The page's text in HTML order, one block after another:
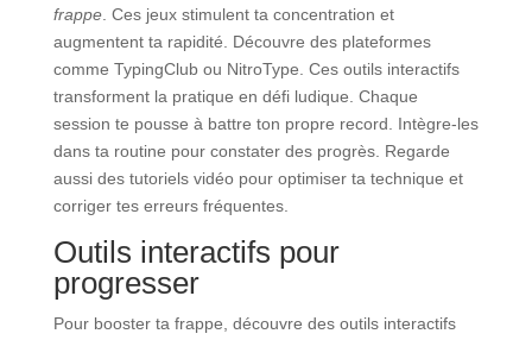
frappe. Ces jeux stimulent ta concentration et
augmentent ta rapidité. Découvre des plateformes
comme TypingClub ou NitroType. Ces outils interactifs
transforment la pratique en défi ludique. Chaque
session te pousse à battre ton propre record. Intègre-les
dans ta routine pour constater des progrès. Regarde
aussi des tutoriels vidéo pour optimiser ta technique et
corriger tes erreurs fréquentes.
Outils interactifs pour
progresser
Pour booster ta frappe, découvre des outils interactifs